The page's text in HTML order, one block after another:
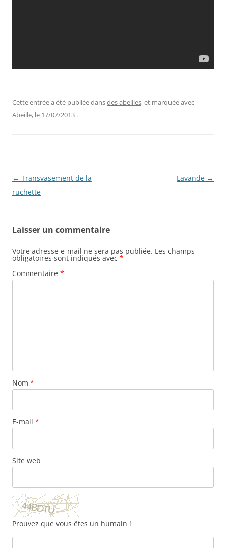
Cette entrée a été publiée dansdes abeilles, et marquée avec
Abeille, le 17/07/2013 .
Navigation
des
← Transvasement de la
ruchette
Lavande →
Laisser un commentaire
Votre adresse e-mail ne sera pas publiée. Les champs
obligatoires sont indiqués avec *
Commentaire *
Nom *
E-mail *
Site web
Prouvez que vous êtes un humain !